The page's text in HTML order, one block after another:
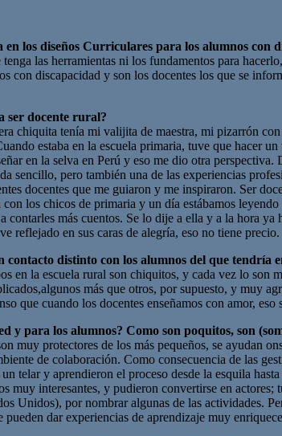
los diseños Curriculares para los alumnos con
las herramientas ni los fundamentos para
con discapacidad y son los docentes los que se
ser docente rural?
chiquita tenía mi valijita de maestra, mi pizarrón
estaba en la escuela primaria, tuve que hacer
en la selva en Perú y eso me dio otra
sencillo, pero también una de las experiencias
docentes que me guiaron y me inspiraron. Ser
los chicos de primaria y un día estábamos
más cuentos. Se lo dije a ella y a la hora
reflejado en sus caras de alegría, eso no tiene precio.
contacto distinto con los alumnos del que tendría
en la escuela rural son chiquitos, y cada vez lo
más que otros, por supuesto, y muy
que cuando los docentes enseñamos con amor,
y para los alumnos? Como son poquitos, son
muy protectores de los más pequeños, se ayudan
de colaboración. Como consecuencia de las
telar y aprendieron el proceso desde la esquila
muy interesantes, y pudieron convertirse en
Unidos), por nombrar algunas de las actividades.
dar experiencias de aprendizaje muy